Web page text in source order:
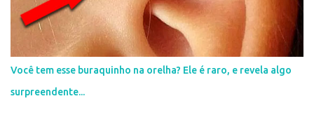
Você tem esse buraquinho na orelha? Ele é raro, e revela algo
surpreendente...